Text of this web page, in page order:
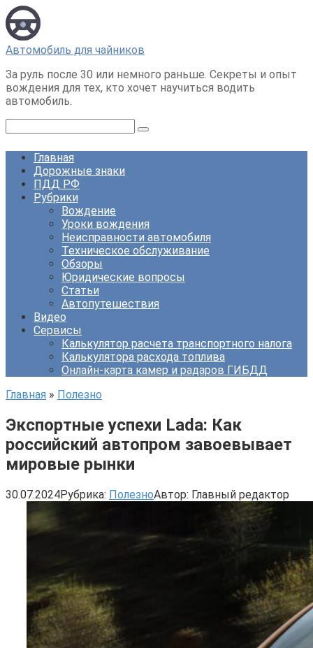
Перейти
к
контенту
Автомобиль для чайников
За руль после 30 или немного раньше. Секреты и опыт
вождения для тех, кто хочет научиться водить
автомобиль.
Главная
Дорожные знаки
ПДД РФ
Рубрики
Вождение
Уроки вождения
Неисправности автомобиля
Техническое обслуживание
Обзоры
Юридические вопросы
Статьи
Автопутешествия
Видео
Сервисы
Калькулятор расчета транспортного налога
Калькулятора расхода топлива
Онлайн-карта камер и радаров ГИБДД
Главная » Полезно
Экспортные успехи Lada: Как
российский автопром завоевывает
мировые рынки
30.07.2024Рубрика: ПолезноАвтор: Главный редактор